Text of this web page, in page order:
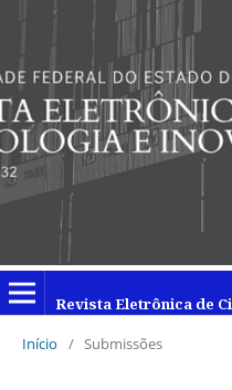
Início / Submissões